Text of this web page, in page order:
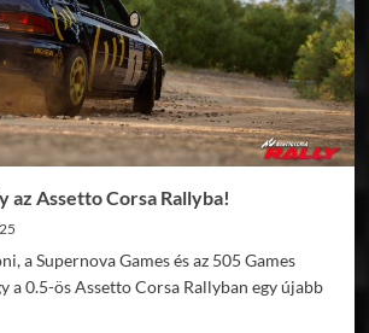
az Assetto Corsa Rallyba!
a Supernova Games és az 505 Games
a 0.5-ös Assetto Corsa Rallyban egy újabb